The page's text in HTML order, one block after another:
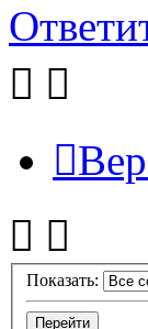
Показать: